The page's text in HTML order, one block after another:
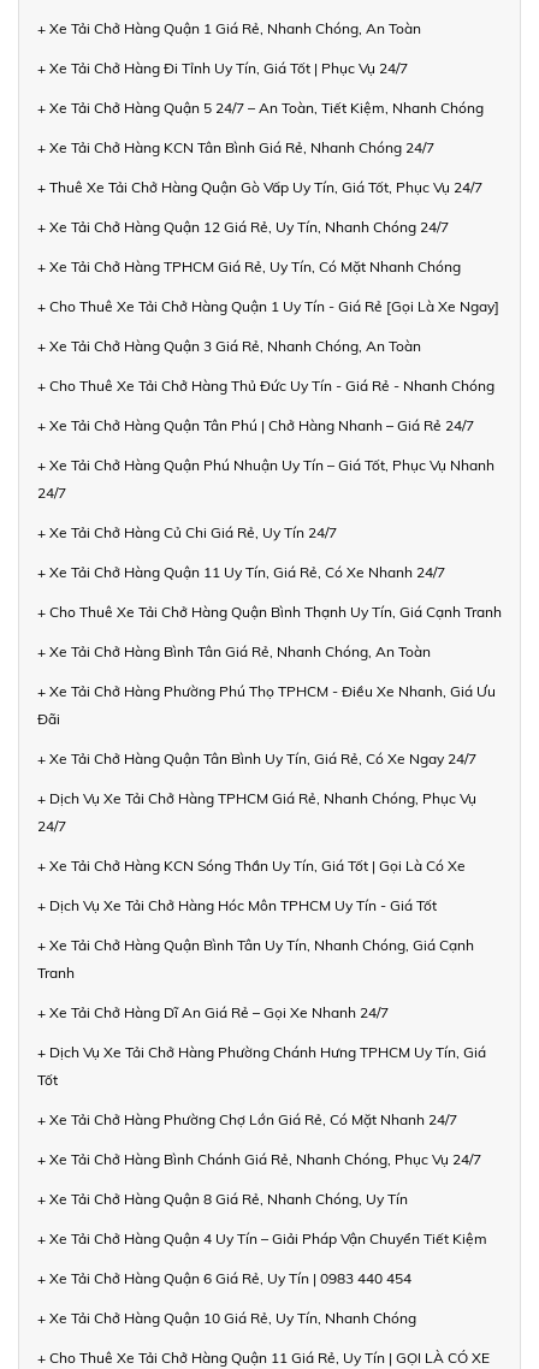
+ Xe Tải Chở Hàng Quận 1 Giá Rẻ, Nhanh Chóng, An Toàn
+ Xe Tải Chở Hàng Đi Tỉnh Uy Tín, Giá Tốt | Phục Vụ 24/7
+ Xe Tải Chở Hàng Quận 5 24/7 – An Toàn, Tiết Kiệm, Nhanh Chóng
+ Xe Tải Chở Hàng KCN Tân Bình Giá Rẻ, Nhanh Chóng 24/7
+ Thuê Xe Tải Chở Hàng Quận Gò Vấp Uy Tín, Giá Tốt, Phục Vụ 24/7
+ Xe Tải Chở Hàng Quận 12 Giá Rẻ, Uy Tín, Nhanh Chóng 24/7
+ Xe Tải Chở Hàng TPHCM Giá Rẻ, Uy Tín, Có Mặt Nhanh Chóng
+ Cho Thuê Xe Tải Chở Hàng Quận 1 Uy Tín - Giá Rẻ [Gọi Là Xe Ngay]
+ Xe Tải Chở Hàng Quận 3 Giá Rẻ, Nhanh Chóng, An Toàn
+ Cho Thuê Xe Tải Chở Hàng Thủ Đức Uy Tín - Giá Rẻ - Nhanh Chóng
+ Xe Tải Chở Hàng Quận Tân Phú | Chở Hàng Nhanh – Giá Rẻ 24/7
+ Xe Tải Chở Hàng Quận Phú Nhuận Uy Tín – Giá Tốt, Phục Vụ Nhanh
24/7
+ Xe Tải Chở Hàng Củ Chi Giá Rẻ, Uy Tín 24/7
+ Xe Tải Chở Hàng Quận 11 Uy Tín, Giá Rẻ, Có Xe Nhanh 24/7
+ Cho Thuê Xe Tải Chở Hàng Quận Bình Thạnh Uy Tín, Giá Cạnh Tranh
+ Xe Tải Chở Hàng Bình Tân Giá Rẻ, Nhanh Chóng, An Toàn
+ Xe Tải Chở Hàng Phường Phú Thọ TPHCM - Điều Xe Nhanh, Giá Ưu
Đãi
+ Xe Tải Chở Hàng Quận Tân Bình Uy Tín, Giá Rẻ, Có Xe Ngay 24/7
+ Dịch Vụ Xe Tải Chở Hàng TPHCM Giá Rẻ, Nhanh Chóng, Phục Vụ
24/7
+ Xe Tải Chở Hàng KCN Sóng Thần Uy Tín, Giá Tốt | Gọi Là Có Xe
+ Dịch Vụ Xe Tải Chở Hàng Hóc Môn TPHCM Uy Tín - Giá Tốt
+ Xe Tải Chở Hàng Quận Bình Tân Uy Tín, Nhanh Chóng, Giá Cạnh
Tranh
+ Xe Tải Chở Hàng Dĩ An Giá Rẻ – Gọi Xe Nhanh 24/7
+ Dịch Vụ Xe Tải Chở Hàng Phường Chánh Hưng TPHCM Uy Tín, Giá
Tốt
+ Xe Tải Chở Hàng Phường Chợ Lớn Giá Rẻ, Có Mặt Nhanh 24/7
+ Xe Tải Chở Hàng Bình Chánh Giá Rẻ, Nhanh Chóng, Phục Vụ 24/7
+ Xe Tải Chở Hàng Quận 8 Giá Rẻ, Nhanh Chóng, Uy Tín
+ Xe Tải Chở Hàng Quận 4 Uy Tín – Giải Pháp Vận Chuyển Tiết Kiệm
+ Xe Tải Chở Hàng Quận 6 Giá Rẻ, Uy Tín | 0983 440 454
+ Xe Tải Chở Hàng Quận 10 Giá Rẻ, Uy Tín, Nhanh Chóng
+ Cho Thuê Xe Tải Chở Hàng Quận 11 Giá Rẻ, Uy Tín | GỌI LÀ CÓ XE